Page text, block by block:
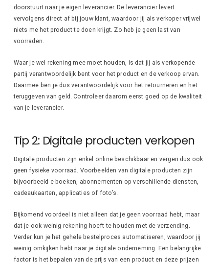
doorstuurt naar je eigen leverancier. De leverancier levert
vervolgens direct af bij jouw klant, waardoor jij als verkoper vrijwel
niets me het product te doen krijgt. Zo heb je geen last van
voorraden.
Waar je wel rekening mee moet houden, is dat jij als verkopende
partij verantwoordelijk bent voor het product en de verkoop ervan.
Daarmee ben je dus verantwoordelijk voor het retourneren en het
teruggeven van geld. Controleer daarom eerst goed op de kwaliteit
van je leverancier.
Tip 2: Digitale producten verkopen
Digitale producten zijn enkel online beschikbaar en vergen dus ook
geen fysieke voorraad. Voorbeelden van digitale producten zijn
bijvoorbeeld e-boeken, abonnementen op verschillende diensten,
cadeaukaarten, applicaties of foto’s.
Bijkomend voordeel is niet alleen dat je geen voorraad hebt, maar
dat je ook weinig rekening hoeft te houden met de verzending.
Verder kun je het gehele bestelproces automatiseren, waardoor jij
weinig omkijken hebt naar je digitale onderneming. Een belangrijke
factor is het bepalen van de prijs van een product en deze prijzen